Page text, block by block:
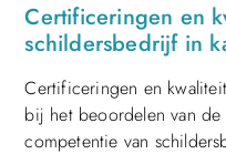
Certificeringen en
schildersbedrijf in
Certificeringen en
bij het beoordelen van
competentie van